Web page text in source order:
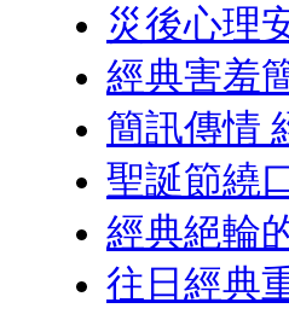
災後心理
經典害羞
簡訊傳情
聖誕節繞
經典絕輪
往日經典